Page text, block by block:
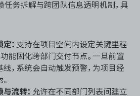
任务拆解与跨团队信息透明机制，具
： 支持在项目空间内设定关键里程
能固化跨部门交付节点。一旦前置
，系统会自动触发预警，为项目经
流转： 允许在不同部门列表间建立